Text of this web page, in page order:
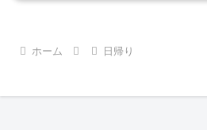
ホーム 日帰り